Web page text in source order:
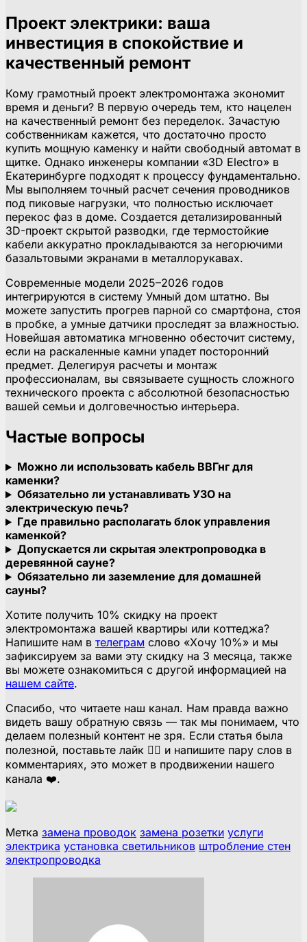
Проект электрики: ваша
инвестиция в спокойствие и
качественный ремонт
Кому грамотный проект электромонтажа экономит
время и деньги? В первую очередь тем, кто нацелен
на качественный ремонт без переделок. Зачастую
собственникам кажется, что достаточно просто
купить мощную каменку и найти свободный автомат в
щитке. Однако инженеры компании «3D Electro» в
Екатеринбурге подходят к процессу фундаментально.
Мы выполняем точный расчет сечения проводников
под пиковые нагрузки, что полностью исключает
перекос фаз в доме. Создается детализированный
3D-проект скрытой разводки, где термостойкие
кабели аккуратно прокладываются за негорючими
базальтовыми экранами в металлорукавах.
Современные модели 2025–2026 годов
интегрируются в систему Умный дом штатно. Вы
можете запустить прогрев парной со смартфона, стоя
в пробке, а умные датчики проследят за влажностью.
Новейшая автоматика мгновенно обесточит систему,
если на раскаленные камни упадет посторонний
предмет. Делегируя расчеты и монтаж
профессионалам, вы связываете сущность сложного
технического проекта с абсолютной безопасностью
вашей семьи и долговечностью интерьера.
Частые вопросы
Можно ли использовать кабель ВВГнг для
каменки?
Обязательно ли устанавливать УЗО на
электрическую печь?
Где правильно располагать блок управления
каменкой?
Допускается ли скрытая электропроводка в
деревянной сауне?
Обязательно ли заземление для домашней
сауны?
Хотите получить 10% скидку на проект
электромонтажа вашей квартиры или коттеджа?
Напишите нам в телеграм слово «Хочу 10%» и мы
зафиксируем за вами эту скидку на 3 месяца, также
вы можете ознакомиться с другой информацией на
нашем сайте.
Спасибо, что читаете наш канал. Нам правда важно
видеть вашу обратную связь — так мы понимаем, что
делаем полезный контент не зря. Если статья была
полезной, поставьте лайк 👍🏻 и напишите пару слов в
комментариях, это может в продвижении нашего
канала ❤️.
Метка замена проводок замена розетки услуги
электрика установка светильников штробление стен
электропроводка